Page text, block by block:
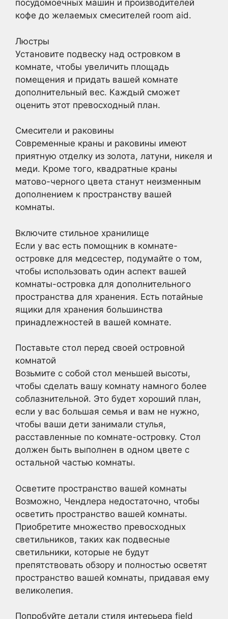
посудомоечных машин и производителей
кофе до желаемых смесителей room aid.
Люстры
Установите подвеску над островком в
комнате, чтобы увеличить площадь
помещения и придать вашей комнате
дополнительный вес. Каждый сможет
оценить этот превосходный план.
Смесители и раковины
Современные краны и раковины имеют
приятную отделку из золота, латуни, никеля и
меди. Кроме того, квадратные краны
матово-черного цвета станут неизменным
дополнением к пространству вашей
комнаты.
Включите стильное хранилище
Если у вас есть помощник в комнате-
островке для медсестер, подумайте о том,
чтобы использовать один аспект вашей
комнаты-островка для дополнительного
пространства для хранения. Есть потайные
ящики для хранения большинства
принадлежностей в вашей комнате.
Поставьте стол перед своей островной
комнатой
Возьмите с собой стол меньшей высоты,
чтобы сделать вашу комнату намного более
соблазнительной. Это будет хороший план,
если у вас большая семья и вам не нужно,
чтобы ваши дети занимали стулья,
расставленные по комнате-островку. Стол
должен быть выполнен в одном цвете с
остальной частью комнаты.
Осветите пространство вашей комнаты
Возможно, Чендлера недостаточно, чтобы
осветить пространство вашей комнаты.
Приобретите множество превосходных
светильников, таких как подвесные
светильники, которые не будут
препятствовать обзору и полностью осветят
пространство вашей комнаты, придавая ему
великолепия.
Попробуйте детали стиля интерьера field